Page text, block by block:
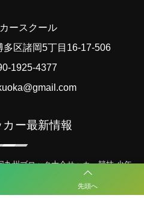
先頭へ
ースクール
区諸岡5丁目16-17-506
1925-4377
ー最新情報
九州ブロック大会サッカー競技 少年
会概要･組合せ掲載！メンバー情報